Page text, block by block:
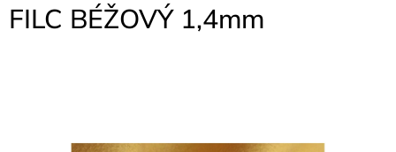
FILC BÉŽOVÝ 1,4mm